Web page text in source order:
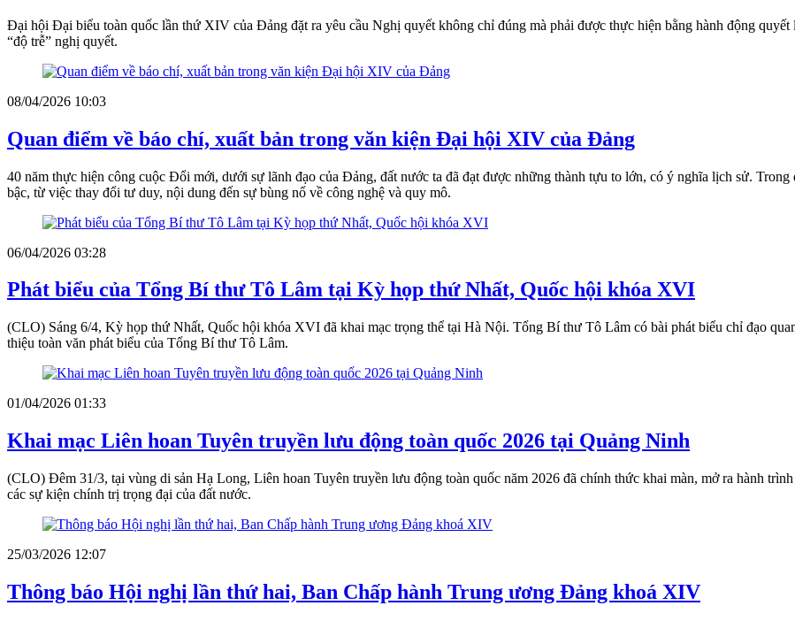
Đại hội Đại biểu toàn quốc lần thứ XIV của Đảng đặt ra yêu cầu Nghị quyết không chỉ đúng mà phải được thực hiện bằng hành động
“độ trễ” nghị quyết.
08/04/2026 10:03
Quan điểm về báo chí, xuất bản trong văn kiện Đại hội XIV của Đảng
40 năm thực hiện công cuộc Đổi mới, dưới sự lãnh đạo của Đảng, đất nước ta đã đạt được những thành tựu to lớn, có ý nghĩa lịch sử.
bậc, từ việc thay đổi tư duy, nội dung đến sự bùng nổ về công nghệ và quy mô.
06/04/2026 03:28
Phát biểu của Tổng Bí thư Tô Lâm tại Kỳ họp thứ Nhất, Quốc hội khóa XVI
(CLO) Sáng 6/4, Kỳ họp thứ Nhất, Quốc hội khóa XVI đã khai mạc trọng thể tại Hà Nội. Tổng Bí thư Tô Lâm có bài phát biểu chỉ đạo
thiệu toàn văn phát biểu của Tổng Bí thư Tô Lâm.
01/04/2026 01:33
Khai mạc Liên hoan Tuyên truyền lưu động toàn quốc 2026 tại Quảng Ninh
(CLO) Đêm 31/3, tại vùng di sản Hạ Long, Liên hoan Tuyên truyền lưu động toàn quốc năm 2026 đã chính thức khai màn, mở ra hành
các sự kiện chính trị trọng đại của đất nước.
25/03/2026 12:07
Thông báo Hội nghị lần thứ hai, Ban Chấp hành Trung ương Đảng khoá XIV